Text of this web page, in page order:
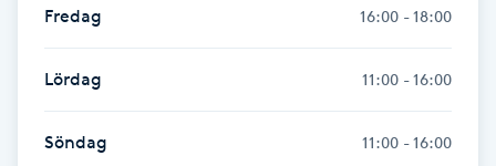
Fredag 16:00 - 18:00
Lördag 11:00 - 16:00
Söndag 11:00 - 16:00